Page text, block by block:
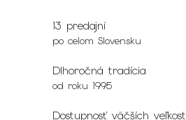
13 predajní
po celom Slovensku
Dlhoročná tradícia
od roku 1995
Dostupnosť väčších